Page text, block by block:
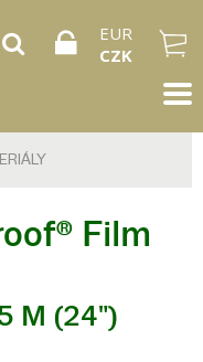
EUR
CZK
Film
M (24")